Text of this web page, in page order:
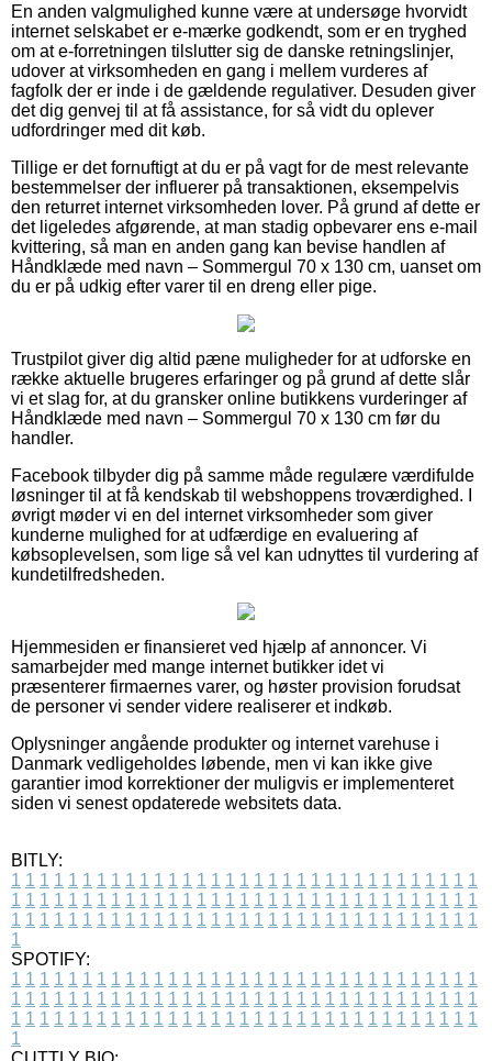
En anden valgmulighed kunne være at undersøge hvorvidt
internet selskabet er e-mærke godkendt, som er en tryghed
om at e-forretningen tilslutter sig de danske retningslinjer,
udover at virksomheden en gang i mellem vurderes af
fagfolk der er inde i de gældende regulativer. Desuden giver
det dig genvej til at få assistance, for så vidt du oplever
udfordringer med dit køb.
Tillige er det fornuftigt at du er på vagt for de mest relevante
bestemmelser der influerer på transaktionen, eksempelvis
den returret internet virksomheden lover. På grund af dette er
det ligeledes afgørende, at man stadig opbevarer ens e-mail
kvittering, så man en anden gang kan bevise handlen af
Håndklæde med navn – Sommergul 70 x 130 cm, uanset om
du er på udkig efter varer til en dreng eller pige.
Trustpilot giver dig altid pæne muligheder for at udforske en
række aktuelle brugeres erfaringer og på grund af dette slår
vi et slag for, at du gransker online butikkens vurderinger af
Håndklæde med navn – Sommergul 70 x 130 cm før du
handler.
Facebook tilbyder dig på samme måde regulære værdifulde
løsninger til at få kendskab til webshoppens troværdighed. I
øvrigt møder vi en del internet virksomheder som giver
kunderne mulighed for at udfærdige en evaluering af
købsoplevelsen, som lige så vel kan udnyttes til vurdering af
kundetilfredsheden.
Hjemmesiden er finansieret ved hjælp af annoncer. Vi
samarbejder med mange internet butikker idet vi
præsenterer firmaernes varer, og høster provision forudsat
de personer vi sender videre realiserer et indkøb.
Oplysninger angående produkter og internet varehuse i
Danmark vedligeholdes løbende, men vi kan ikke give
garantier imod korrektioner der muligvis er implementeret
siden vi senest opdaterede websitets data.
BITLY:
1 1 1 1 1 1 1 1 1 1 1 1 1 1 1 1 1 1 1 1 1 1 1 1 1 1 1 1 1 1 1 1 1
1 1 1 1 1 1 1 1 1 1 1 1 1 1 1 1 1 1 1 1 1 1 1 1 1 1 1 1 1 1 1 1 1
1 1 1 1 1 1 1 1 1 1 1 1 1 1 1 1 1 1 1 1 1 1 1 1 1 1 1 1 1 1 1 1 1
1
SPOTIFY:
1 1 1 1 1 1 1 1 1 1 1 1 1 1 1 1 1 1 1 1 1 1 1 1 1 1 1 1 1 1 1 1 1
1 1 1 1 1 1 1 1 1 1 1 1 1 1 1 1 1 1 1 1 1 1 1 1 1 1 1 1 1 1 1 1 1
1 1 1 1 1 1 1 1 1 1 1 1 1 1 1 1 1 1 1 1 1 1 1 1 1 1 1 1 1 1 1 1 1
1